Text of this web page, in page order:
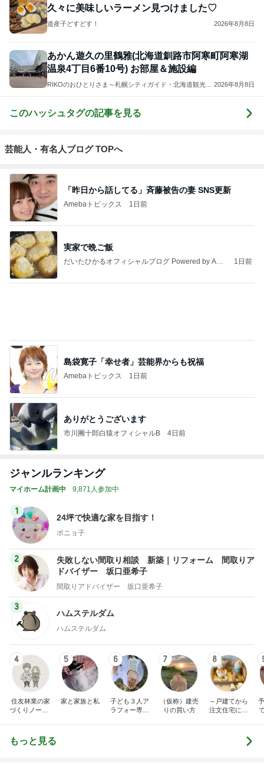
久々に美味しいラーメン見つけました♡
道産子どすどす！ 2026年8月8日
あかん遊久の里鶴雅(北海道釧路市阿寒町阿寒湖
温泉4丁目6番10号) お部屋＆施設編
RIKOのおひとりさま～札幌シティガイド・北海道観光マ
2026年8月8日
このハッシュタグの記事を見る
芸能人・有名人ブログ TOPへ
「昨日から話してる」斉藤被告の妻 SNS更新
Amebaトピックス 1日前
実家で晩ご飯
だいたひかるオフィシャルブログ Powered by Ame
1日前
ありがとうございます
市川團十郎白猿オフィシャルB
ジャンルランキング
マイホーム計画中 9,871人参加中
ポニョ子
ドバイザー 坂口亜希子
間取りアドバイザー 坂口亜希子
3
ハムステルダム
ハムステルダム
4
住友林業の家
づくりノート |
実例と費用
家と家族と私
子ども３人ア
ラフォー専業
主婦、東京通
勤圏に注文住
宅を建てる
（仮称）建売
りの買い方
～戸建てから
注文住宅に住
み替えました
～暮らしとと
きどき子連れ
旅と
もっと見る